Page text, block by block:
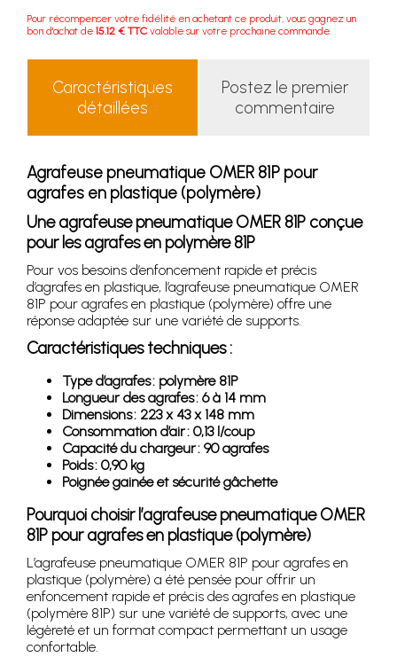
Pour récompenser votre fidélité en achetant ce produit, vous gagnez un
bon d'achat de 15.12 € TTC valable sur votre prochaine commande.
Caractéristiques
détaillées
Postez le premier
commentaire
Agrafeuse pneumatique OMER 81P pour
agrafes en plastique (polymère)
Une agrafeuse pneumatique OMER 81P conçue
pour les agrafes en polymère 81P
Pour vos besoins d’enfoncement rapide et précis
d’agrafes en plastique, l’agrafeuse pneumatique OMER
81P pour agrafes en plastique (polymère) offre une
réponse adaptée sur une variété de supports.
Caractéristiques techniques :
Type d’agrafes : polymère 81P
Longueur des agrafes : 6 à 14 mm
Dimensions : 223 x 43 x 148 mm
Consommation d’air : 0,13 l/coup
Capacité du chargeur : 90 agrafes
Poids : 0,90 kg
Poignée gainée et sécurité gâchette
Pourquoi choisir l’agrafeuse pneumatique OMER
81P pour agrafes en plastique (polymère)
L’agrafeuse pneumatique OMER 81P pour agrafes en
plastique (polymère) a été pensée pour offrir un
enfoncement rapide et précis des agrafes en plastique
(polymère 81P) sur une variété de supports, avec une
légèreté et un format compact permettant un usage
confortable.